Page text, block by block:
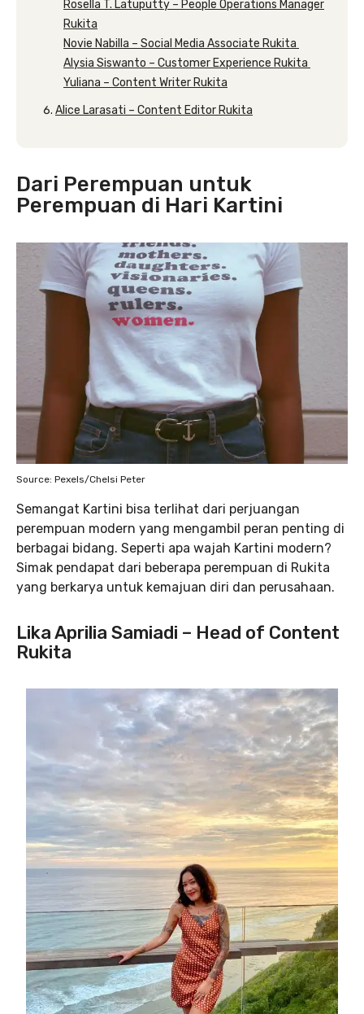
Rosella T. Latuputty – People Operations Manager
Rukita
Novie Nabilla – Social Media Associate Rukita
Alysia Siswanto – Customer Experience Rukita
Yuliana – Content Writer Rukita
Alice Larasati – Content Editor Rukita
Dari Perempuan untuk
Perempuan di Hari Kartini
Source: Pexels/Chelsi Peter
Semangat Kartini bisa terlihat dari perjuangan
perempuan modern yang mengambil peran penting di
berbagai bidang. Seperti apa wajah Kartini modern?
Simak pendapat dari beberapa perempuan di Rukita
yang berkarya untuk kemajuan diri dan perusahaan.
Lika Aprilia Samiadi – Head of Content
Rukita